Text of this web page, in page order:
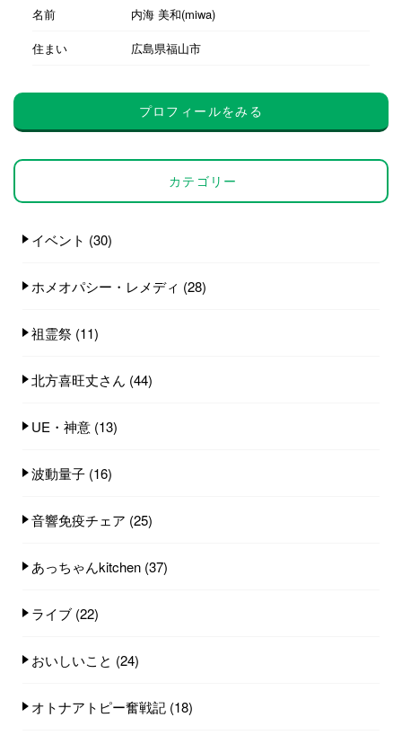
名前
内海 美和(miwa)
住まい
広島県福山市
プロフィールをみる
カテゴリー
イベント (30)
ホメオパシー・レメディ (28)
祖霊祭 (11)
北方喜旺丈さん (44)
UE・神意 (13)
波動量子 (16)
音響免疫チェア (25)
あっちゃんkitchen (37)
ライブ (22)
おいしいこと (24)
オトナアトピー奮戦記 (18)